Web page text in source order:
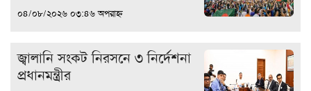
০৪/০৮/২০২৬ ০৩:৪৬ অপরাহ্ন
জ্বালানি সংকট নিরসনে ৩ নির্দেশনা
প্রধানমন্ত্রীর